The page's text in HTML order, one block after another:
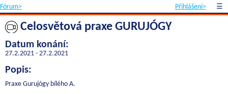
Fórum> Přihlášení> ☰
Celosvětová praxe GURUJÓGY
Datum konání:
27.2.2021 - 27.2.2021
Popis:
Praxe Gurujógy bílého A.